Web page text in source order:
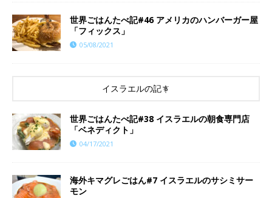
世界ごはんたべ記#46 アメリカのハンバーガー屋
「フィックス」
05/08/2021
イスラエルの記事
世界ごはんたべ記#38 イスラエルの朝食専門店
「ベネディクト」
04/17/2021
海外キマグレごはん#7 イスラエルのサシミサー
モン